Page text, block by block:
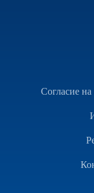
Согласие